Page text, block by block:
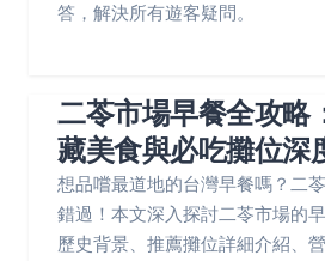
答，解決所有遊客疑問。
二苓市場早餐全攻略
藏美食與必吃攤位深
想品嚐最道地的台灣早餐嗎？二
錯過！本文深入探討二苓市場的
歷史背景、推薦攤位詳細介紹、